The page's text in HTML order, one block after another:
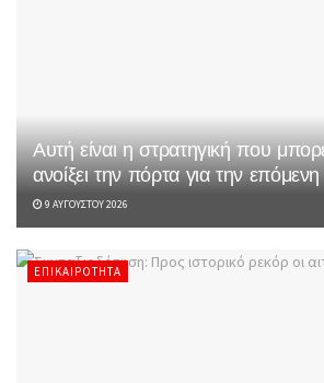
Αυτή είναι η στρατηγική που
ανοίξει την πόρτα για την
9 ΑΥΓΟΎΣΤΟΥ 2026
ΕΠΙΚΑΙΡΌΤΗΤΑ